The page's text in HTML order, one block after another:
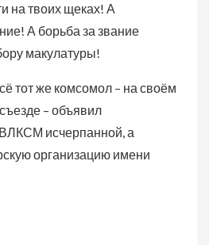
на твоих щеках! А
А борьба за звание
макулатуры!
тот же комсомол – на своём
– объявил
исчерпанной, а
организацию имени